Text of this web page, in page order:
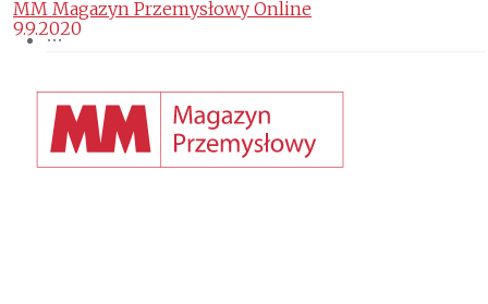
MM Magazyn Przemysłowy Online
9.9.2020